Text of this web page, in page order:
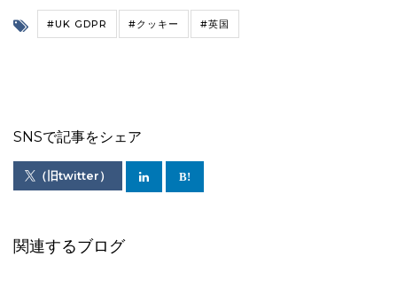
#UK GDPR #クッキー #英国
SNSで記事をシェア
（旧twitter）
関連するブログ